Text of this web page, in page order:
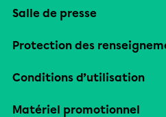
Salle de presse
Protection des
Conditions d’utilisation
Matériel promotionnel